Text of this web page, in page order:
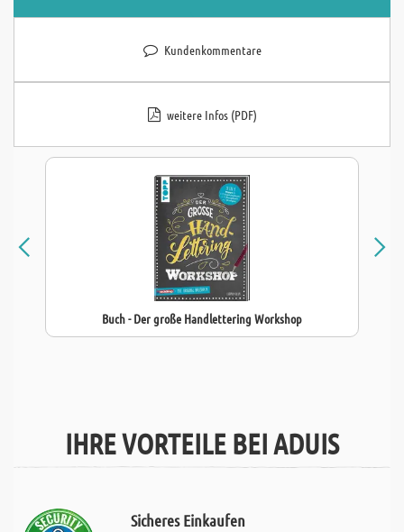
Kundenkommentare
weitere Infos (PDF)
Buch - Der große Handlettering Workshop
IHRE VORTEILE BEI ADUIS
Sicheres Einkaufen